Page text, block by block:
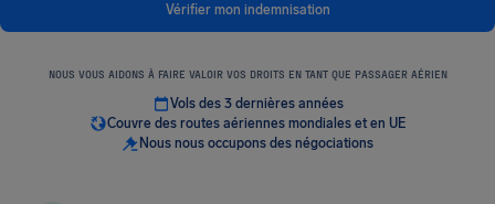
Vérifier mon indemnisation
NOUS VOUS AIDONS À FAIRE VALOIR VOS DROITS EN TANT QUE PASSAGER AÉRIEN
Vols des 3 dernières années
Couvre des routes aériennes mondiales et en UE
Nous nous occupons des négociations